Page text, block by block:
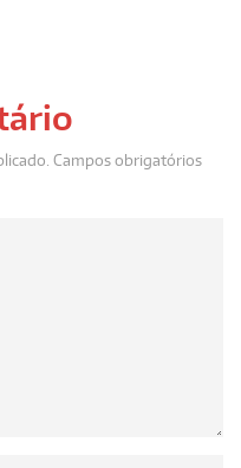
Campos obrigatórios